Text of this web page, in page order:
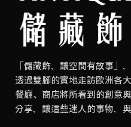
「儲藏飾，讓空間有故事」
透過雙腳的實地走訪歐洲各
餐廳、商店將所看到的創意
分享，讓這些迷人的事物，